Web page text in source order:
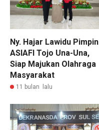
Ny. Hajar Lawidu Pimpin
ASIAFI Tojo Una-Una,
Siap Majukan Olahraga
Masyarakat
11 bulan lalu